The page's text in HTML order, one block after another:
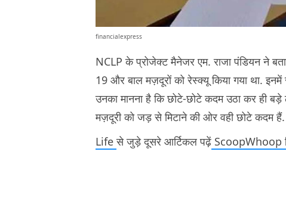
financialexpress
NCLP के प्रोजेक्ट मैनेजर एम. राजा पंडियन ने
19 और बाल मज़दूरों को रेस्क्यू किया गया था.
उनका मानना है कि छोटे-छोटे कदम उठा कर ही
मज़दूरी को जड़ से मिटाने की ओर वही छोटे कदम हैं.
Lifeसे जुड़े दूसरे आर्टिकल पढ़ें ScoopWhoop